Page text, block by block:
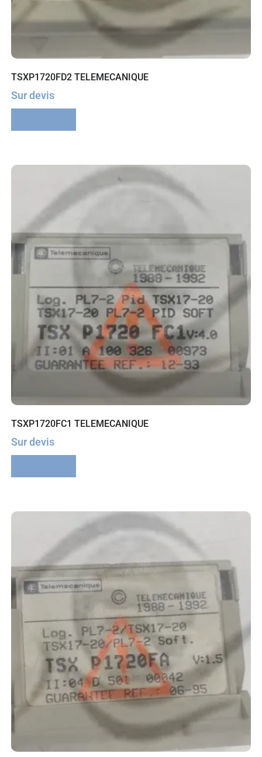
TSXP1720FD2 TELEMECANIQUE
Sur devis
TSXP1720FC1 TELEMECANIQUE
Sur devis